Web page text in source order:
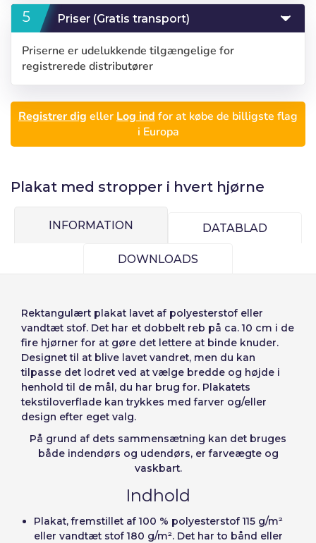
Bruger (VAT):
Adgangskode:
Husk adgangskode: Ja Nej
Gendan adgangskoder
Vælg dit sprog
Português
Français
Deutsch
Italiano
Sverige
Denmark
Slovenija
Finnish
Slovenčina (Slovak)
Norway
Priser (Gratis transport)
Priserne er udelukkende tilgængelige for
registrerede distributører
Registrer dig eller Log ind for at købe de billigste flag
i Europa
Plakat med stropper i hvert hjørne
INFORMATION DATABLAD
DOWNLOADS
Rektangulært plakat lavet af polyesterstof eller
vandtæt stof. Det har et dobbelt reb på ca. 10 cm i de
fire hjørner for at gøre det lettere at binde knuder.
Designet til at blive lavet vandret, men du kan
tilpasse det lodret ved at vælge bredde og højde i
henhold til de mål, du har brug for. Plakatets
tekstiloverflade kan trykkes med farver og/eller
design efter eget valg.
På grund af dets sammensætning kan det bruges
både indendørs og udendørs, er farveægte og
vaskbart.
Indhold
Plakat, fremstillet af 100 % polyesterstof 115 g/m²
eller vandtæt stof 180 g/m². Det har to bånd eller
Precios por unidad
Enheder
Fra 1 -1,00 €
Espera, por favor
Seleccionar número
diseñar
Annuller Fortsæt
Espere, por favor